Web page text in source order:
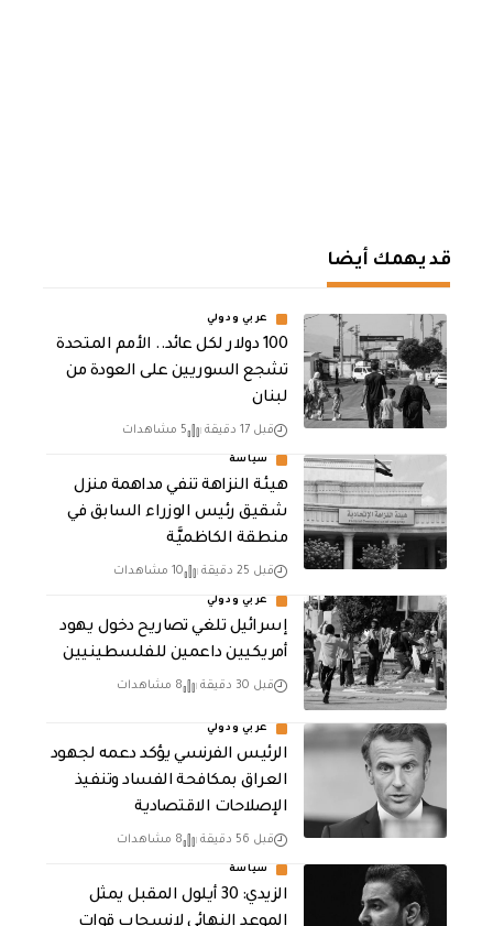
قد يهمك أيضا
عربي ودولي
100 دولار لكل عائد.. الأمم المتحدة
تشجع السوريين على العودة من
لبنان
قبل 17 دقيقة 5 مشاهدات
سياسة
هيئة النزاهة تنفي مداهمة منزل
شقيق رئيس الوزراء السابق في
منطقة الكاظميَّة
قبل 25 دقيقة 10 مشاهدات
عربي ودولي
إسرائيل تلغي تصاريح دخول يهود
أمريكيين داعمين للفلسطينيين
قبل 30 دقيقة 8 مشاهدات
عربي ودولي
الرئيس الفرنسي يؤكد دعمه لجهود
العراق بمكافحة الفساد وتنفيذ
الإصلاحات الاقتصادية
قبل 56 دقيقة 8 مشاهدات
سياسة
الزيدي: 30 أيلول المقبل يمثل
الموعد النهائي لانسحاب قوات